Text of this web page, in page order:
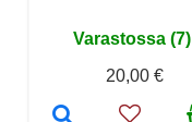
Varastossa (7)
20,00 €